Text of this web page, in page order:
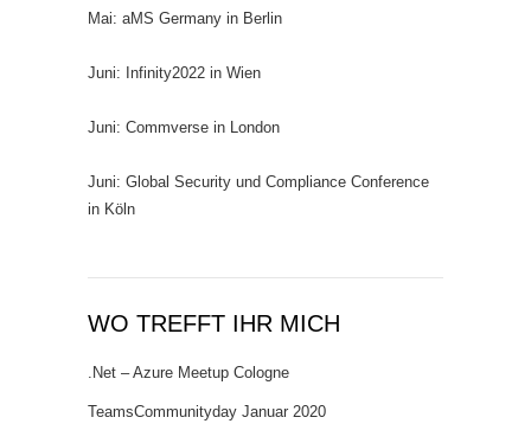
Mai: aMS Germany in Berlin
Juni: Infinity2022 in Wien
Juni: Commverse in London
Juni: Global Security und Compliance Conference
in Köln
WO TREFFT IHR MICH
.Net – Azure Meetup Cologne
TeamsCommunityday Januar 2020